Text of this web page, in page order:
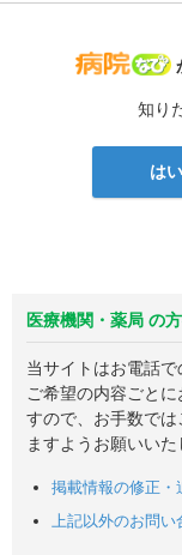
知り
はい
医療機関・薬局 の
当サイトはお電話で
ご希望の内容ごと
すので、お手数で
ますようお願いいた
掲載情報の修正・
上記以外のお問い